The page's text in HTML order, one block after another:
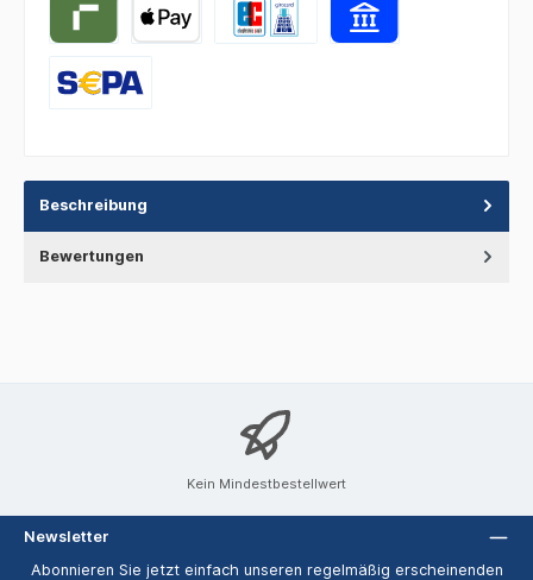
Beschreibung
Bewertungen
Kein Mindestbestellwert
Newsletter
Abonnieren Sie jetzt einfach unseren regelmäßig erscheinenden